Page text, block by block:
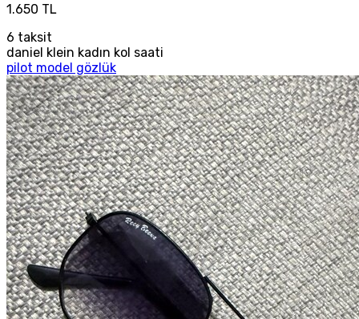
1.650 TL
6 taksit
daniel klein kadın kol saati
pilot model gözlük